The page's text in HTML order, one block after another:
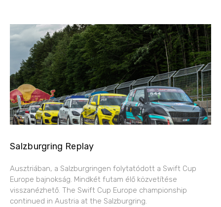
Salzburgring Replay
Ausztriában, a Salzburgringen folytatódott a Swift Cup
Europe bajnokság. Mindkét futam élő közvetítése
visszanézhető. The Swift Cup Europe championship
continued in Austria at the Salzburgring.